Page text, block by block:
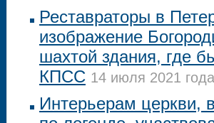
Реставраторы в
изображение
шахтой здания, где
КПСС 14 июля 2021
Интерьерам церкви,